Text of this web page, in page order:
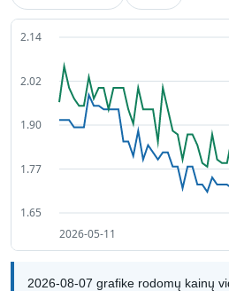
2026-08-07 grafike rodomų kainų